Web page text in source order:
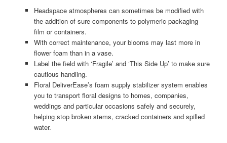
Headspace atmospheres can sometimes be modified with
the addition of sure components to polymeric packaging
film or containers.
With correct maintenance, your blooms may last more in
flower foam than in a vase.
Label the field with ‘Fragile’ and ‘This Side Up’ to make sure
cautious handling.
Floral DeliverEase’s foam supply stabilizer system enables
you to transport floral designs to homes, companies,
weddings and particular occasions safely and securely,
helping stop broken stems, cracked containers and spilled
water.